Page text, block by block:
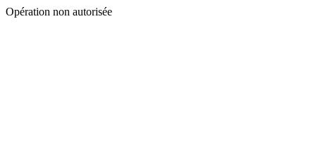
Opération non autorisée